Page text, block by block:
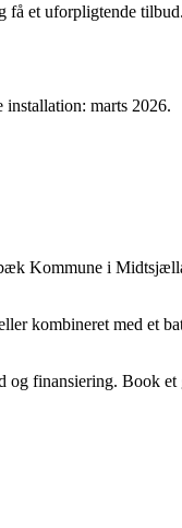
få et uforpligtende tilbud.
installation: marts 2026.
Kommune i
kombineret med et
finansiering. Book et